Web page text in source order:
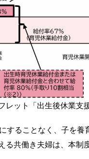
レット「出生後休業支
することなく、子を養
る共働き夫婦は、本制